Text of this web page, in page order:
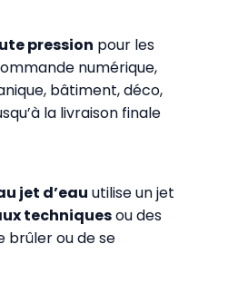
pression pour les
numérique,
bâtiment, déco,
la livraison finale
jet d’eau utilise un jet
techniquesou des
brûler ou de se